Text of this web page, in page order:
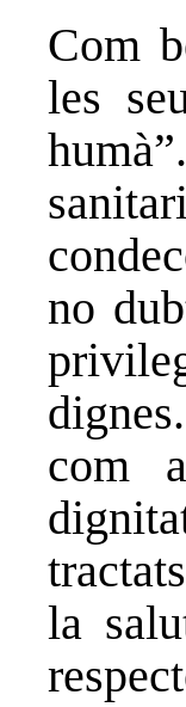
Com
les
no
com
la